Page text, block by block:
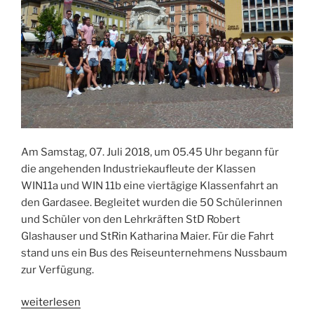
Am Samstag, 07. Juli 2018, um 05.45 Uhr begann für
die angehenden Industriekaufleute der Klassen
WIN11a und WIN 11b eine viertägige Klassenfahrt an
den Gardasee. Begleitet wurden die 50 Schülerinnen
und Schüler von den Lehrkräften StD Robert
Glashauser und StRin Katharina Maier. Für die Fahrt
stand uns ein Bus des Reiseunternehmens Nussbaum
zur Verfügung.
„Klassenfahrt
weiterlesen